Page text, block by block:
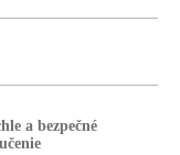
a bezpečné